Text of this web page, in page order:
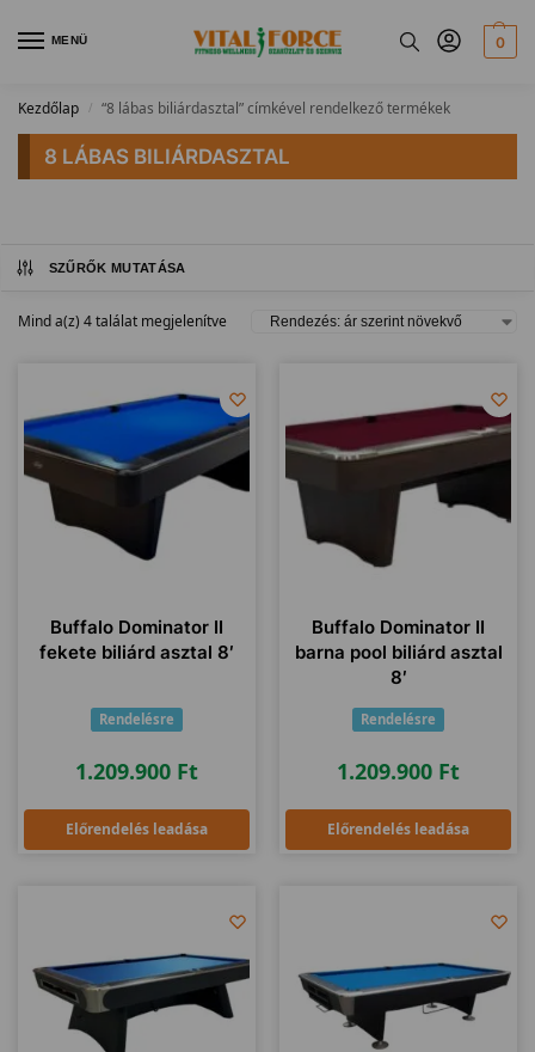
MENÜ 0
Kezdőlap / “8 lábas biliárdasztal” címkével rendelkező termékek
8 LÁBAS BILIÁRDASZTAL
SZŰRŐK MUTATÁSA
Mind a(z) 4 találat megjelenítve
Buffalo Dominator II
fekete biliárd asztal 8′
Rendelésre
1.209.900 Ft
Előrendelés leadása
Buffalo Dominator II
barna pool biliárd asztal
8′
Rendelésre
1.209.900 Ft
Előrendelés leadása